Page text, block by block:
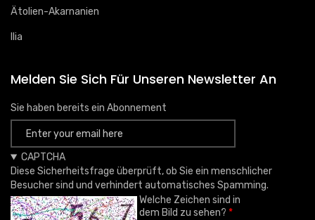
Ätolien-Akarnanien
Ilia
Melden Sie Sich Für Unseren Newsletter An
Sie haben bereits ein Abonnement
CAPTCHA
Diese Sicherheitsfrage überprüft, ob Sie ein menschlicher
Besucher sind und verhindert automatisches Spamming.
Welche Zeichen sind in
dem Bild zu sehen?